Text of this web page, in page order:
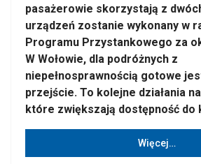
pasażerowie skorzystają z
urządzeń zostanie wykonany w
Programu Przystankowego za
W Wołowie, dla podróżnych z
niepełnosprawnością gotowe
przejście. To kolejne działania
które zwiększają dostępność do
Więcej…